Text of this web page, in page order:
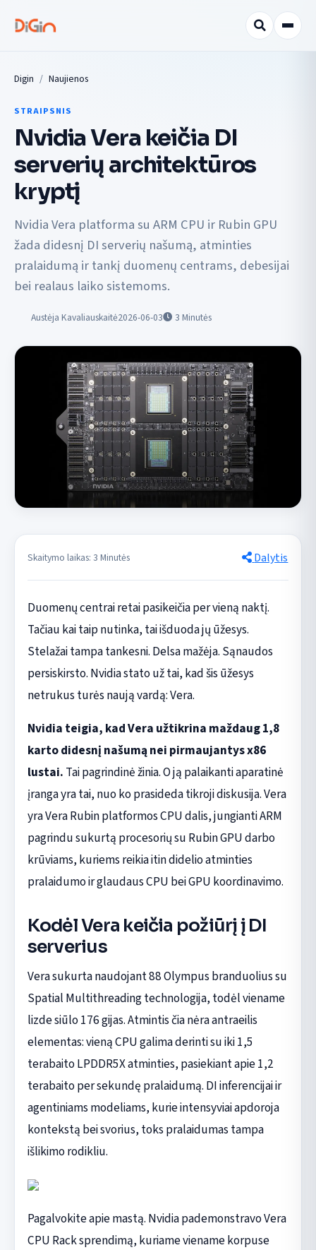
Digin Naujienos
STRAIPSNIS
Nvidia Vera keičia DI
serverių architektūros
kryptį
Nvidia Vera platforma su ARM CPU ir Rubin GPU
žada didesnį DI serverių našumą, atminties
pralaidumą ir tankį duomenų centrams, debesijai
bei realaus laiko sistemoms.
Austėja Kavaliauskaitė2026-06-03 3 Minutės
Skaitymo laikas: 3 Minutės Dalytis
Duomenų centrai retai pasikeičia per vieną naktį.
Tačiau kai taip nutinka, tai išduoda jų ūžesys.
Stelažai tampa tankesni. Delsa mažėja. Sąnaudos
persiskirsto. Nvidia stato už tai, kad šis ūžesys
netrukus turės naują vardą: Vera.
Nvidia teigia, kad Vera užtikrina maždaug 1,8
karto didesnį našumą nei pirmaujantys x86
lustai. Tai pagrindinė žinia. O ją palaikanti aparatinė
įranga yra tai, nuo ko prasideda tikroji diskusija. Vera
yra Vera Rubin platformos CPU dalis, jungianti ARM
pagrindu sukurtą procesorių su Rubin GPU darbo
krūviams, kuriems reikia itin didelio atminties
pralaidumo ir glaudaus CPU bei GPU koordinavimo.
Kodėl Vera keičia požiūrį į DI
serverius
Vera sukurta naudojant 88 Olympus branduolius su
Spatial Multithreading technologija, todėl viename
lizde siūlo 176 gijas. Atmintis čia nėra antraeilis
elementas: vieną CPU galima derinti su iki 1,5
terabaito LPDDR5X atminties, pasiekiant apie 1,2
terabaito per sekundę pralaidumą. DI inferencijai ir
agentiniams modeliams, kurie intensyviai apdoroja
kontekstą bei svorius, toks pralaidumas tampa
išlikimo rodikliu.
Pagalvokite apie mastą. Nvidia pademonstravo Vera
CPU Rack sprendimą, kuriame viename korpuse